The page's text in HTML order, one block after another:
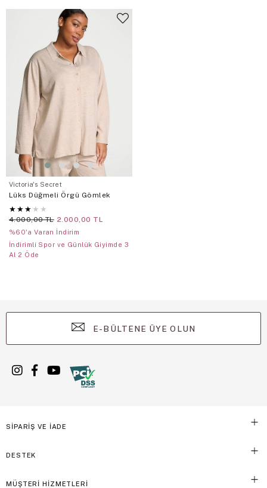
Victoria's Secret
Lüks Düğmeli Örgü Gömlek
★ ★ ★ ★ ★
4.000,00 TL 2.000,00 TL
%60'a Varan İndirim
İndirimli Spor ve Günlük Giyimde 3
Al 2 Öde
E-BÜLTENE ÜYE OLUN
SİPARİŞ VE İADE
DESTEK
MÜŞTERİ HİZMETLERİ